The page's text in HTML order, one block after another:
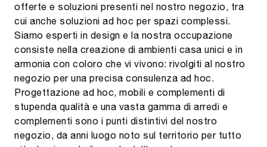
offerte e soluzioni presenti nel nostro negozio, tra
cui anche soluzioni ad hoc per spazi complessi.
Siamo esperti in design e la nostra occupazione
consiste nella creazione di ambienti casa unici e in
armonia con coloro che vi vivono: rivolgiti al nostro
negozio per una precisa consulenza ad hoc.
Progettazione ad hoc, mobili e complementi di
stupenda qualità e una vasta gamma di arredi e
complementi sono i punti distintivi del nostro
negozio, da anni luogo noto sul territorio per tutto